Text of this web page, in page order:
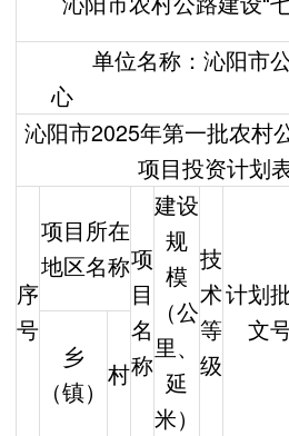
单位名称：沁阳市
沁阳市2025年第一批农村
项目投资计划
序
号
项目所在
地区名称项
目
名
称
建设
规
模
（公
里、
延
米）
技
术
等
级
计划
文
乡
（镇）
村